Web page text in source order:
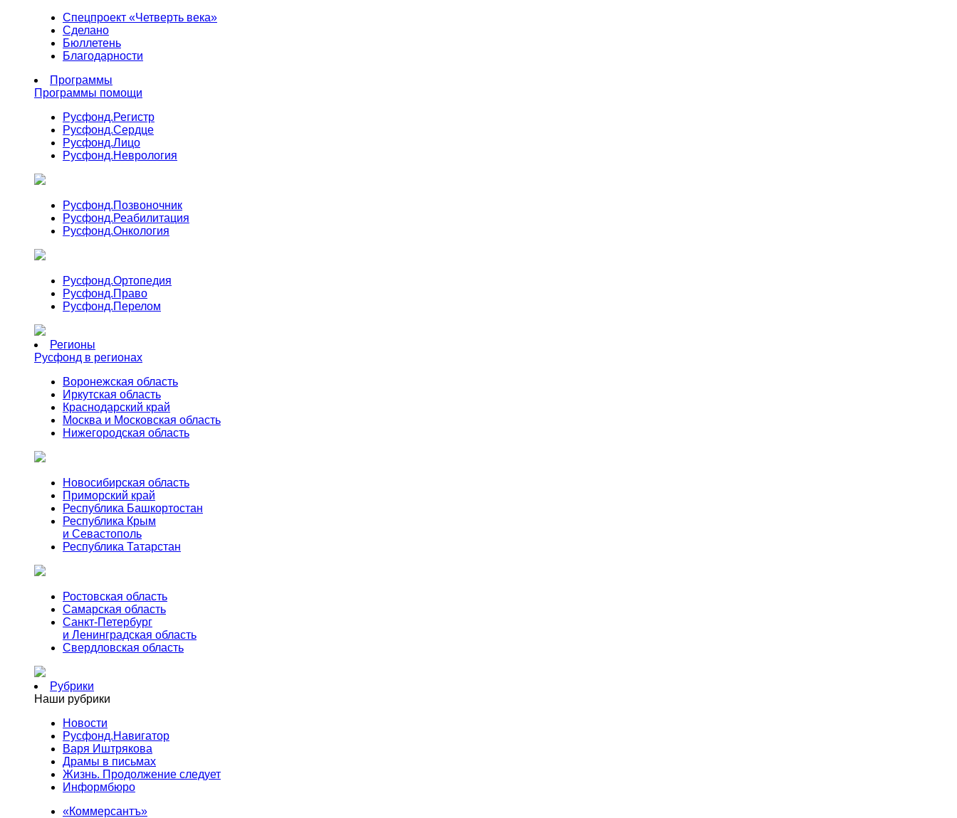
Спецпроект «Четверть века»
Сделано
Бюллетень
Благодарности
Программы
Программы помощи
Русфонд.Регистр
Русфонд.Сердце
Русфонд.Лицо
Русфонд.Неврология
Русфонд.Позвоночник
Русфонд.Реабилитация
Русфонд.Онкология
Русфонд.Ортопедия
Русфонд.Право
Русфонд.Перелом
Регионы
Русфонд в регионах
Воронежская область
Иркутская область
Краснодарский край
Москва и Московская область
Нижегородская область
Новосибирская область
Приморский край
Республика Башкортостан
Республика Крым
и Севастополь
Республика Татарстан
Ростовская область
Самарская область
Санкт-Петербург
и Ленинградская область
Свердловская область
Рубрики
Наши рубрики
Новости
Русфонд.Навигатор
Варя Иштрякова
Драмы в письмах
Жизнь. Продолжение следует
Информбюро
«Коммерсантъ»